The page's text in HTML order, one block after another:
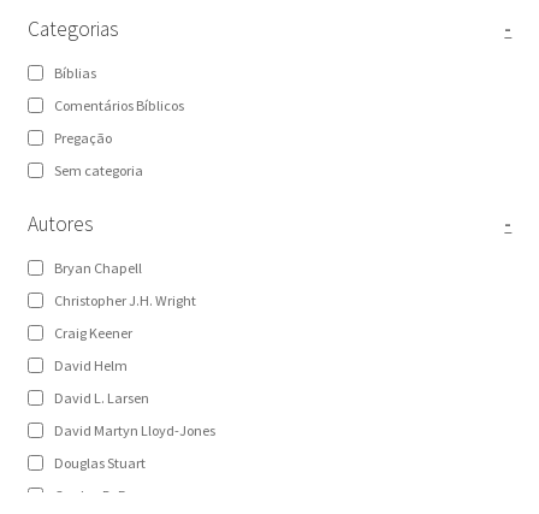
Categorias -
Bíblias
Comentários Bíblicos
Pregação
Sem categoria
Autores -
Bryan Chapell
Christopher J.H. Wright
Craig Keener
David Helm
David L. Larsen
David Martyn Lloyd-Jones
Douglas Stuart
Gordon D. Fee